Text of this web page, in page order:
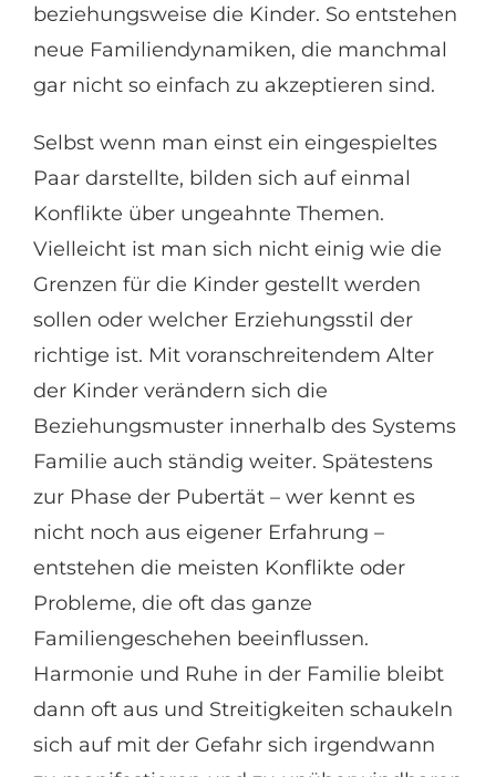
beziehungsweise die Kinder. So entstehen
neue Familiendynamiken, die manchmal
gar nicht so einfach zu akzeptieren sind.
Selbst wenn man einst ein eingespieltes
Paar darstellte, bilden sich auf einmal
Konflikte über ungeahnte Themen.
Vielleicht ist man sich nicht einig wie die
Grenzen für die Kinder gestellt werden
sollen oder welcher Erziehungsstil der
richtige ist. Mit voranschreitendem Alter
der Kinder verändern sich die
Beziehungsmuster innerhalb des Systems
Familie auch ständig weiter. Spätestens
zur Phase der Pubertät – wer kennt es
nicht noch aus eigener Erfahrung –
entstehen die meisten Konflikte oder
Probleme, die oft das ganze
Familiengeschehen beeinflussen.
Harmonie und Ruhe in der Familie bleibt
dann oft aus und Streitigkeiten schaukeln
sich auf mit der Gefahr sich irgendwann